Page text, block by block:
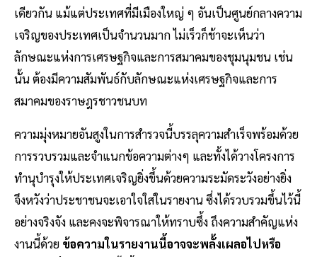
เดียวกัน แม้แต่ประเทศที่มีเมืองใหญ่ ๆ อันเป็นศูนย์กลางความ
เจริญของประเทศเป็นจํานวนมาก ไม่เร็วก็ช้าจะเห็นว่า
ลักษณะแห่งการเศรษฐกิจและการสมาคมของชุมนุมชน เช่น
นั้น ต้องมีความสัมพันธ์กับลักษณะแห่งเศรษฐกิจและการ
สมาคมของราษฎรชาวชนบท
ความมุ่งหมายอันสูงในการสํารวจนี้บรรลุความสําเร็จพร้อมด้วย
การรวบรวมและจําแนกข้อความต่างๆ และทั้งได้วางโครงการ
ทํานุบํารุงให้ประเทศเจริญยิ่งขึ้นด้วยความระมัดระวังอย่างยิ่ง
จึงหวังว่าประชาชนจะเอาใจใส่ในรายงาน ซึ่งได้รวบรวมขึ้นไว้นี้
อย่างจริงจัง และคงจะพิจารณาให้ทราบซึ้ง ถึงความสําคัญแห่ง
งานนี้ด้วย ข้อความในรายงานนี้อาจจะพลั้งเผลอไปหรือ